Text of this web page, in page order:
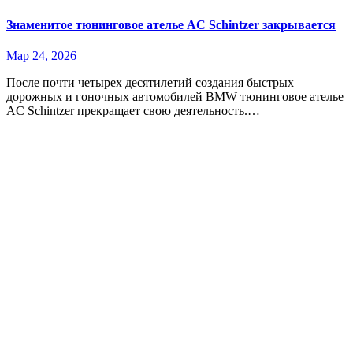
Знаменитое тюнинговое ателье AC Schintzer закрывается
Мар 24, 2026
После почти четырех десятилетий создания быстрых
дорожных и гоночных автомобилей BMW тюнинговое ателье
AC Schintzer прекращает свою деятельность.…